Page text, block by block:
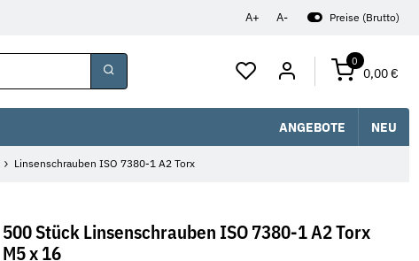
A+ A- Preise (Brutto)
0
0,00 €
ANGEBOTE NEU
Linsenschrauben ISO 7380-1 A2 Torx
500 Stück Linsenschrauben ISO 7380-1 A2 Torx
M5 x 16